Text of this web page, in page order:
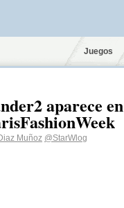
Juegos
aparece en
Muñoz @StarWlog